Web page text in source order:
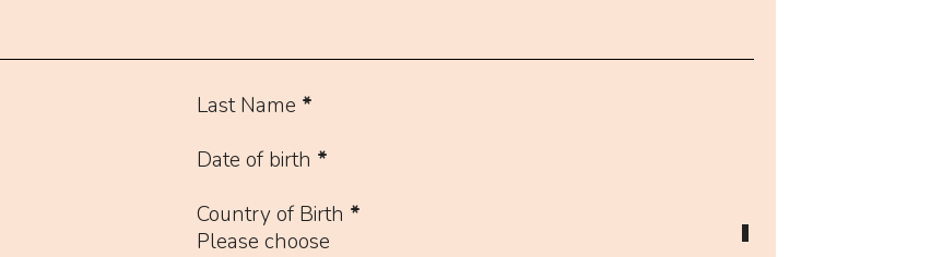
Last Name *
Date of birth *
Country of Birth *
Please choose